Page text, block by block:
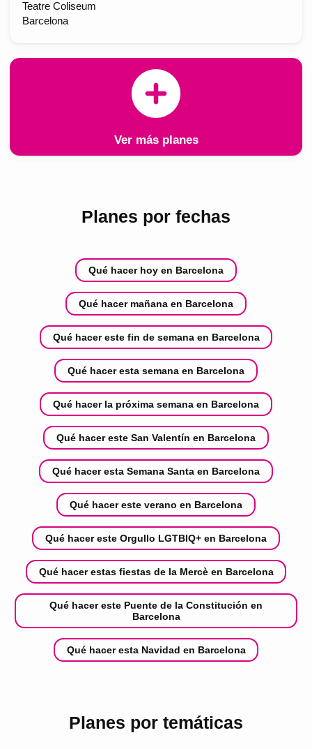
Teatre Coliseum
Barcelona
Ver más planes
Planes por fechas
Qué hacer hoy en Barcelona
Qué hacer mañana en Barcelona
Qué hacer este fin de semana en Barcelona
Qué hacer esta semana en Barcelona
Qué hacer la próxima semana en Barcelona
Qué hacer este San Valentín en Barcelona
Qué hacer esta Semana Santa en Barcelona
Qué hacer este verano en Barcelona
Qué hacer este Orgullo LGTBIQ+ en Barcelona
Qué hacer estas fiestas de la Mercè en Barcelona
Qué hacer este Puente de la Constitución en
Barcelona
Qué hacer esta Navidad en Barcelona
Planes por temáticas